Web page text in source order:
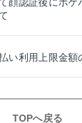
顔認証後にポ
い利用上限金
TOPへ戻る